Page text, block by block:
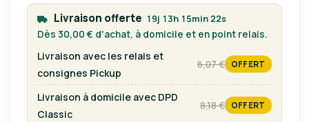
Livraison offerte 19j 13h 15min 22s
Dès 30,00 € d'achat, à domicile et en point relais.
Livraison avec les relais et
consignes Pickup
6,07 €
tarif habituel
OFFERT
Livraison à domicile avec DPD
Classic
8,18 €
tarif habituel
OFFERT